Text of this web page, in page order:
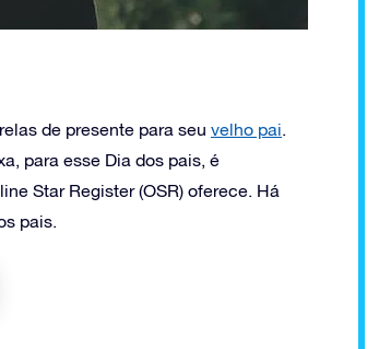
de presente para seu velho pai.
para esse Dia dos pais, é
Star Register (OSR) oferece. Há
pais.